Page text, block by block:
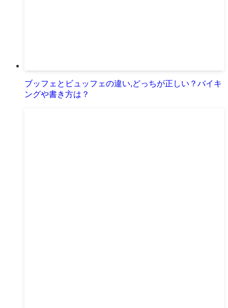
ブッフェとビュッフェの違い,どっちが正しい？バイキ
ングや書き方は？